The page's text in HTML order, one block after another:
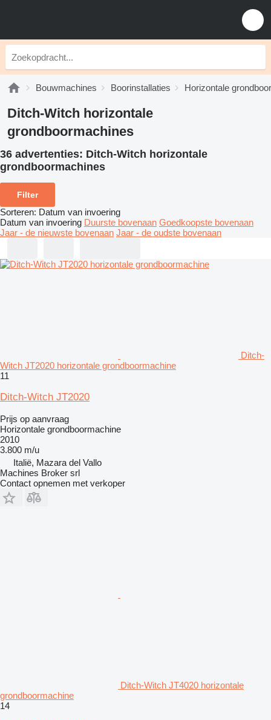
Bouwmachines Boorinstallaties Horizontale
Ditch-Witch horizontale
grondboormachines
36 advertenties: Ditch-Witch horizontale
grondboormachines
Filter
Sorteren: Datum van invoering
Datum van invoering Duurste bovenaan Goedkoopste bovenaan
Jaar - de nieuwste bovenaan Jaar - de oudste bovenaan
Ditch-
Witch JT2020 horizontale grondboormachine
11
Ditch-Witch JT2020
Prijs op aanvraag
Horizontale grondboormachine
2010
3.800 m/u
Italië, Mazara del Vallo
Machines Broker srl
Contact opnemen met verkoper
Ditch-Witch JT4020 horizontale
grondboormachine
14